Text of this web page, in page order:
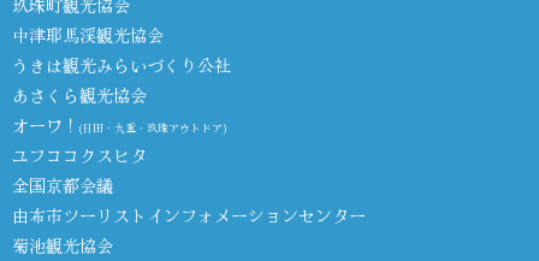
中津耶馬渓観光協会
うきは観光みらいづくり公社
あさくら観光協会
オーワ！ (日田・九重・玖珠アウトドア)
ユフココクスヒタ
全国京都会議
由布市ツーリストインフォメーションセンター
菊池観光協会